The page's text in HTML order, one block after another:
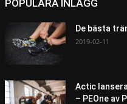
POPULÄRA INLÄGG
De bästa
2019-02-11
Actic
– PEOne av